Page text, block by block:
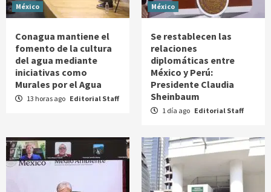
México
Conagua mantiene el
fomento de la cultura
del agua mediante
iniciativas como
Murales por el Agua
13 horas ago Editorial Staff
México
Se restablecen las
relaciones
diplomáticas entre
México y Perú:
Presidente Claudia
Sheinbaum
1 día ago Editorial Staff